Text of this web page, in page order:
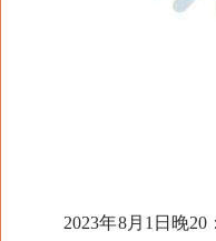
2023年8月1日晚20：